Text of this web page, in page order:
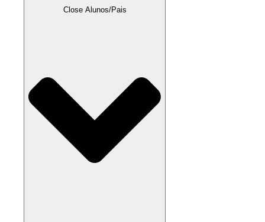
Close Alunos/Pais